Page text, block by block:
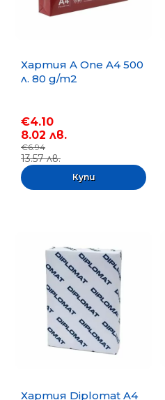
Хартия A One A4 500
л. 80 g/m2
€4.10
8.02 лв.
€6.94
13.57 лв.
Хартия Diplomat A4